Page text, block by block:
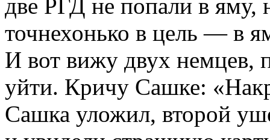
две РГД не попали в
точнехонько в цель — в
И вот вижу двух немцев,
уйти. Кричу Сашке:
Сашка уложил, второй